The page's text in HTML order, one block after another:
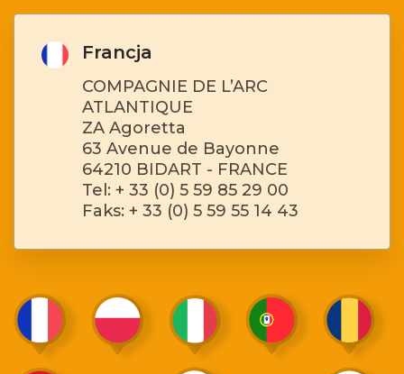
Francja
COMPAGNIE DE L’ARC
ATLANTIQUE
ZA Agoretta
63 Avenue de Bayonne
64210 BIDART - FRANCE
Tel: + 33 (0) 5 59 85 29 00
Faks: + 33 (0) 5 59 55 14 43